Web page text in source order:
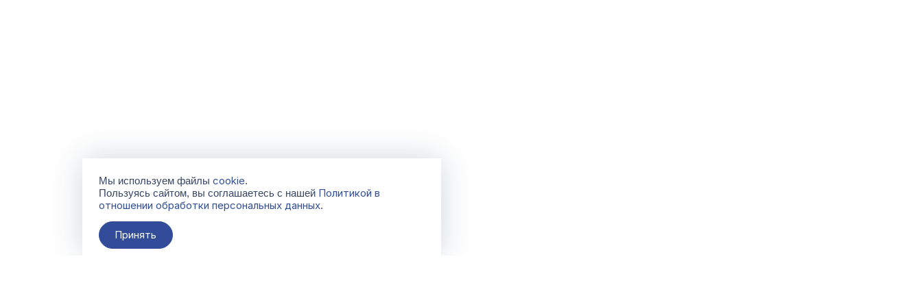
Мы используем файлы cookie.
Пользуясь сайтом, вы соглашаетесь с нашей Политикой в
отношении обработки персональных данных.
Принять